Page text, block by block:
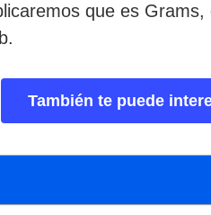
que es
También te puede